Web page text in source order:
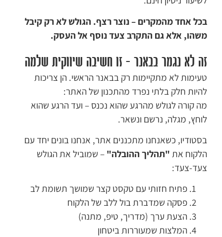
בכל אחד מהמקרים – נוצר רצף. הגולש לא רק קיבל
משהו, אלא גם התקרב צעד נוסף אל העסק.
זה לא נגמר בבאנר – זו חשיבה שיווקית שלמה
טעימות לא מתקיימות רק בבאנר הראשי. הן צריכות
להיות חלק בלתי נפרד מהתכנון של האתר:
מה קורה לגולש מהרגע שהוא נכנס – ועד הרגע שהוא
לוחץ, מגלה, נרשם ונשאר.
בסטודיו, כשאנחנו מתכננים אתר, אנחנו בונים יחד עם
הלקוח את "תהליך ההובלה" – שמוביל את הגולש
צעד-צעד:
פתיח חזותי עם טקסט קצר שמושך תשומת לב
פסקה שמדברת בול ללב של הלקוח
הצעת ערך (מדריך, טיפ, מתנה)
המלצות שמעוררות ביטחון